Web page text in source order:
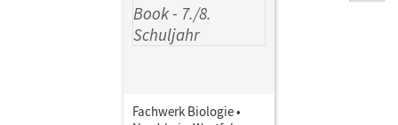
Fachwerk Biologie •